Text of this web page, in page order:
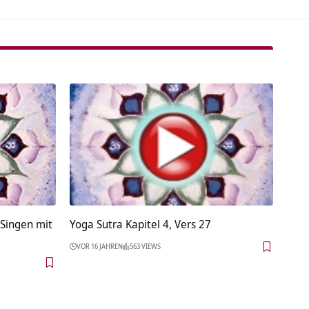
mit
Yoga Sutra Kapitel 4, Vers 27
VOR 16 JAHREN 563 VIEWS